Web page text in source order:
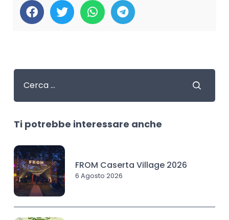
Ti potrebbe interessare anche
FROM Caserta Village 2026
6 Agosto 2026